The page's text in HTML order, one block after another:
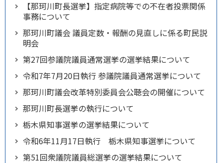
【那珂川町長選挙】指定病院等での不在者投票関係
事務について
那珂川町議会 議員定数・報酬の見直しに係る町民説
明会
第27回参議院議員通常選挙の選挙結果について
令和7年7月20日執行 参議院議員通常選挙について
那珂川町議会改革特別委員会公聴会の開催について
那珂川町長選挙の執行について
栃木県知事選挙の選挙結果について
令和6年11月17日執行 栃木県知事選挙について
第51回衆議院議員総選挙の選挙結果について